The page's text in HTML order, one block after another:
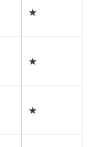
★
★
★